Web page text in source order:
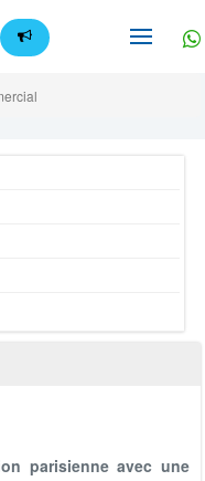
parisienne avec une